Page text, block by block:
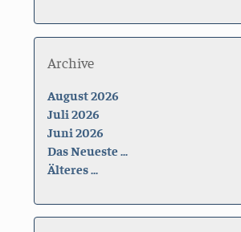
Archive
August 2026
Juli 2026
Juni 2026
Das Neueste ...
Älteres ...